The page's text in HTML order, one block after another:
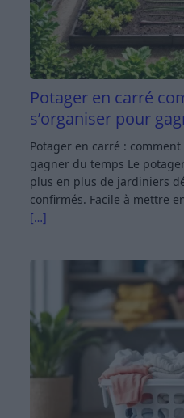
Potager en carré
s’organiser pour
Potager en carré : comment
gagner du temps Le
plus en plus de jardiniers
confirmés. Facile à mettre
[…]